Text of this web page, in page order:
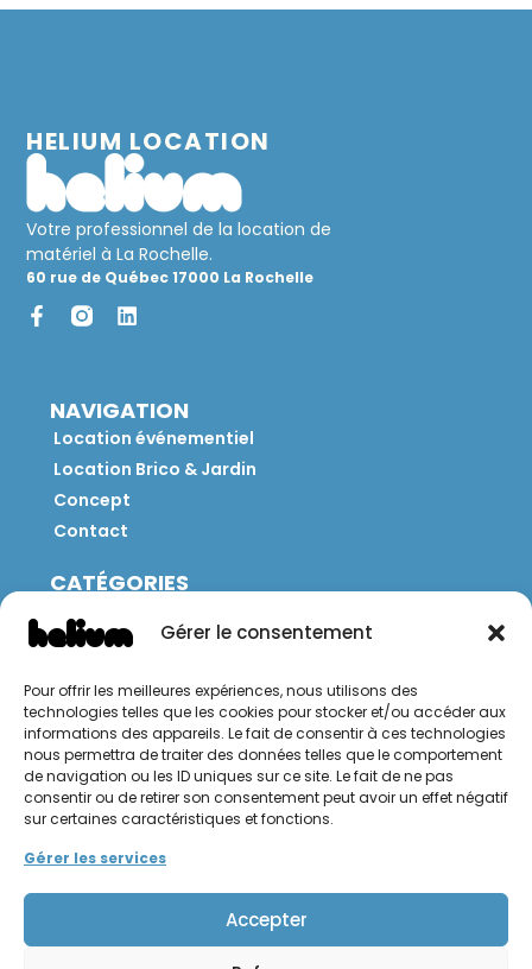
Gérer le consentement
Pour offrir les meilleures expériences, nous utilisons des
technologies telles que les cookies pour stocker et/ou accéder aux
informations des appareils. Le fait de consentir à ces technologies
nous permettra de traiter des données telles que le comportement
de navigation ou les ID uniques sur ce site. Le fait de ne pas
consentir ou de retirer son consentement peut avoir un effet négatif
sur certaines caractéristiques et fonctions.
Gérer les services
Accepter
HELIUM LOCATION
Votre professionnel de la location de
matériel à La Rochelle.
60 rue de Québec 17000 La Rochelle
NAVIGATION
Location événementiel
Location Brico & Jardin
Concept
Contact
CATÉGORIES
Mobilier
Brico
Jardin
CONTACT